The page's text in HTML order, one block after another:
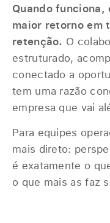
Quando funciona,
maior retorno em
retenção. O
estruturado,
conectado a
tem uma razão
empresa que vai
Para equipes
mais direto:
é exatamente o
o que mais as faz